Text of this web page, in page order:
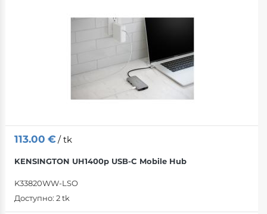
113.00 €/ tk
KENSINGTON UH1400p USB-C Mobile Hub
K33820WW-LSO
Доступно: 2 tk